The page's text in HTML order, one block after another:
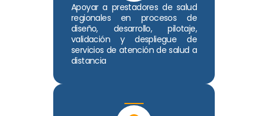
Apoyar a prestadores de salud
regionales en procesos de
diseño, desarrollo, pilotaje,
validación y despliegue de
servicios de atención de salud a
distancia